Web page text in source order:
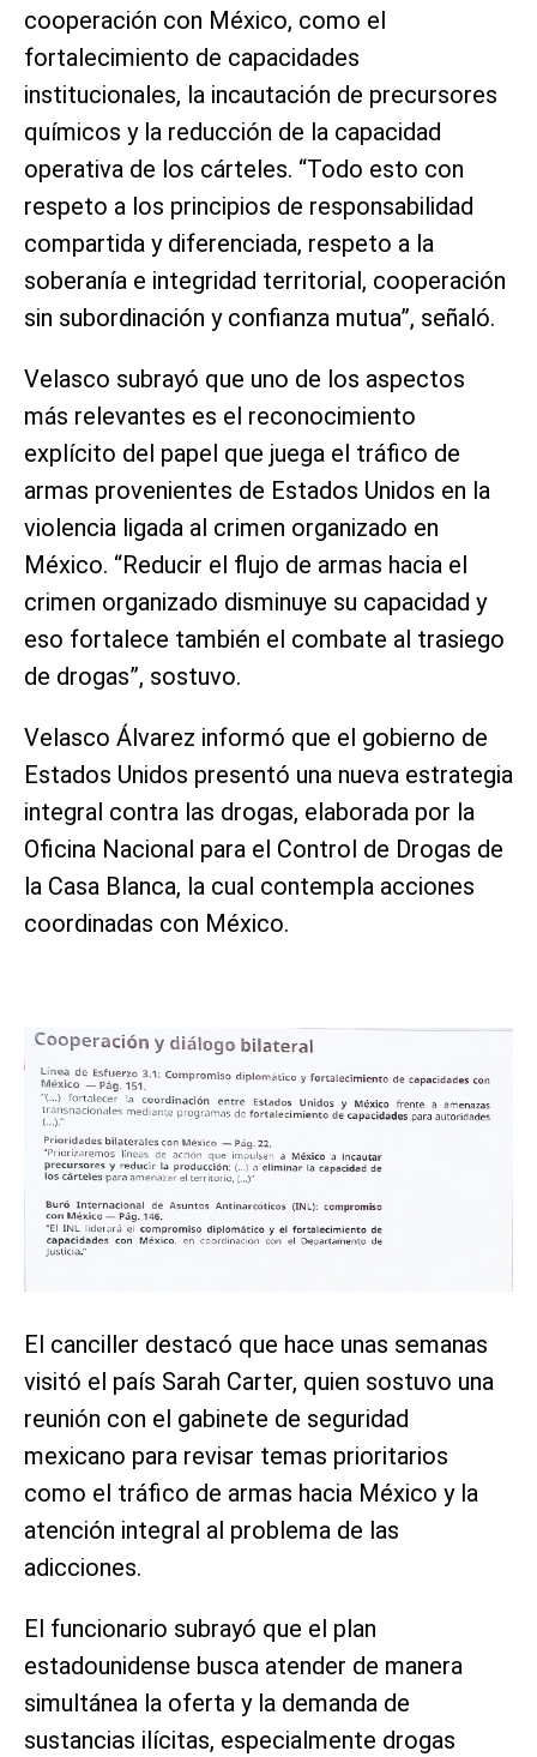
cooperación con México, como el
fortalecimiento de capacidades
institucionales, la incautación de precursores
químicos y la reducción de la capacidad
operativa de los cárteles. “Todo esto con
respeto a los principios de responsabilidad
compartida y diferenciada, respeto a la
soberanía e integridad territorial, cooperación
sin subordinación y confianza mutua”, señaló.
Velasco subrayó que uno de los aspectos
más relevantes es el reconocimiento
explícito del papel que juega el tráfico de
armas provenientes de Estados Unidos en la
violencia ligada al crimen organizado en
México. “Reducir el flujo de armas hacia el
crimen organizado disminuye su capacidad y
eso fortalece también el combate al trasiego
de drogas”, sostuvo.
Velasco Álvarez informó que el gobierno de
Estados Unidos presentó una nueva estrategia
integral contra las drogas, elaborada por la
Oficina Nacional para el Control de Drogas de
la Casa Blanca, la cual contempla acciones
coordinadas con México.
El canciller destacó que hace unas semanas
visitó el país Sarah Carter, quien sostuvo una
reunión con el gabinete de seguridad
mexicano para revisar temas prioritarios
como el tráfico de armas hacia México y la
atención integral al problema de las
adicciones.
El funcionario subrayó que el plan
estadounidense busca atender de manera
simultánea la oferta y la demanda de
sustancias ilícitas, especialmente drogas